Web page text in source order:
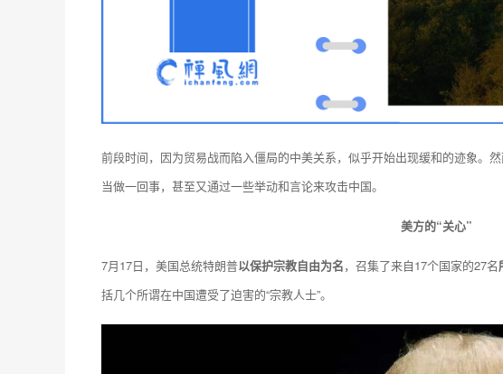
前段时间，因为贸易战而陷入僵局的中美关系，似乎开始出现缓和的迹象。
当做一回事，甚至又通过一些举动和言论来攻击中国。
美方的“关心”
7月17日，美国总统特朗普以保护宗教自由为名，召集了来自17个国家的27名
括几个所谓在中国遭受了迫害的“宗教人士”。